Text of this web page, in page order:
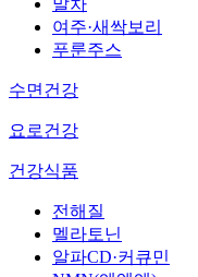
여주·새싹보리
푸룬주스
수면건강
요로건강
건강식품
전해질
멜라토닌
알파CD·커큐민